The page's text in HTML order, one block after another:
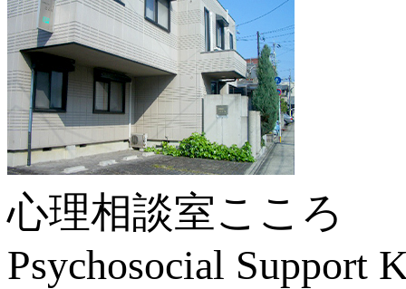
心理相談室こころ
Psychosocial Support